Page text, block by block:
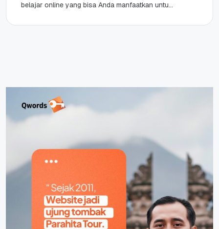
belajar online yang bisa Anda manfaatkan untuk
online telah menjadi pilihan...